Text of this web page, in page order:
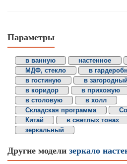
Параметры
в ванную настенное
МДФ, стекло
в
в гостиную
в
в коридор
в прихожую
в столовую
в холл
Складская программа
Китай
в светлых тонах
зеркальный
Другие модели зеркало